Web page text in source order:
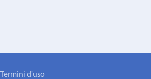
Termini d'uso